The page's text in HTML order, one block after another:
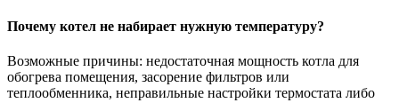
Почему котел не набирает нужную температуру?
Возможные причины: недостаточная мощность котла для
обогрева помещения, засорение фильтров или
теплообменника, неправильные настройки термостата либо